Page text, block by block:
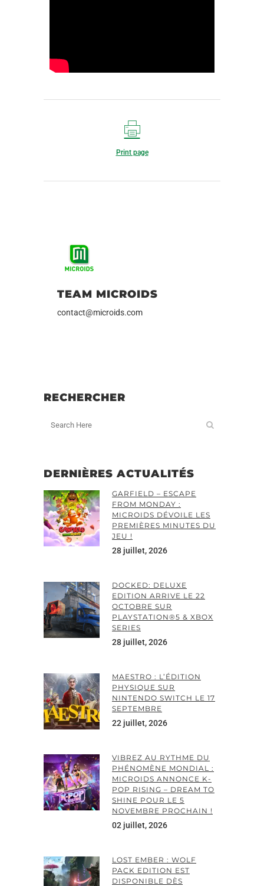
Print page
TEAM MICROIDS
contact@microids.com
RECHERCHER
DERNIÈRES ACTUALITÉS
GARFIELD – ESCAPE
FROM MONDAY :
MICROIDS DÉVOILE LES
PREMIÈRES MINUTES DU
JEU !
28 juillet, 2026
DOCKED: DELUXE
EDITION ARRIVE LE 22
OCTOBRE SUR
PLAYSTATION®5 & XBOX
SERIES
28 juillet, 2026
MAESTRO : L’ÉDITION
PHYSIQUE SUR
NINTENDO SWITCH LE 17
SEPTEMBRE
22 juillet, 2026
VIBREZ AU RYTHME DU
PHÉNOMÈNE MONDIAL :
MICROIDS ANNONCE K-
POP RISING – DREAM TO
SHINE POUR LE 5
NOVEMBRE PROCHAIN !
02 juillet, 2026
LOST EMBER : WOLF
PACK EDITION EST
DISPONIBLE DÈS